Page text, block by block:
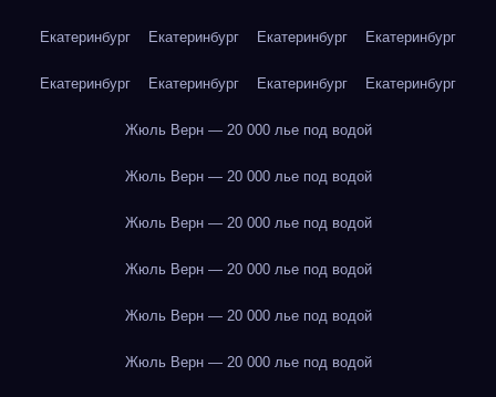
Екатеринбург Екатеринбург Екатеринбург Екатеринбург
Екатеринбург Екатеринбург Екатеринбург Екатеринбург
Жюль Верн — 20 000 лье под водой
Жюль Верн — 20 000 лье под водой
Жюль Верн — 20 000 лье под водой
Жюль Верн — 20 000 лье под водой
Жюль Верн — 20 000 лье под водой
Жюль Верн — 20 000 лье под водой